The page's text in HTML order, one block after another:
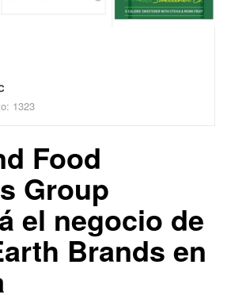
1323
Food
Group
el negocio de
Brands en